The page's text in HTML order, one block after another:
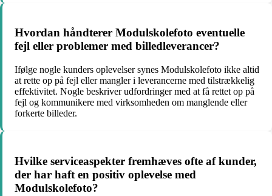
Hvordan håndterer Modulskolefoto eventuelle
fejl eller problemer med billedleverancer?
Ifølge nogle kunders oplevelser synes Modulskolefoto ikke altid
at rette op på fejl eller mangler i leverancerne med tilstrækkelig
effektivitet. Nogle beskriver udfordringer med at få rettet op på
fejl og kommunikere med virksomheden om manglende eller
forkerte billeder.
Hvilke serviceaspekter fremhæves ofte af kunder,
der har haft en positiv oplevelse med
Modulskolefoto?